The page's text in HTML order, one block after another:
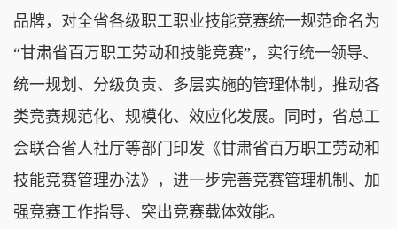
品牌，对全省各级职工职业技能竞赛统一规范命名为
“甘肃省百万职工劳动和技能竞赛”，实行统一领导、
统一规划、分级负责、多层实施的管理体制，推动各
类竞赛规范化、规模化、效应化发展。同时，省总工
会联合省人社厅等部门印发《甘肃省百万职工劳动和
技能竞赛管理办法》，进一步完善竞赛管理机制、加
强竞赛工作指导、突出竞赛载体效能。